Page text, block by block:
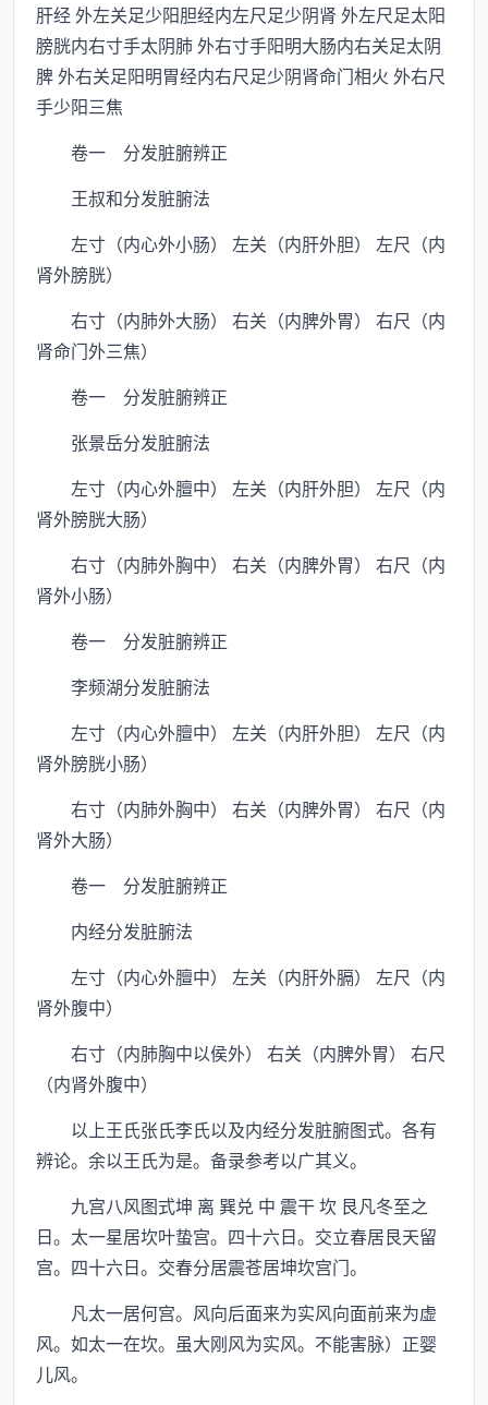
肝经 外左关足少阳胆经内左尺足少阴肾 外左尺足太阳
膀胱内右寸手太阴肺 外右寸手阳明大肠内右关足太阴
脾 外右关足阳明胃经内右尺足少阴肾命门相火 外右尺
手少阳三焦
卷一 分发脏腑辨正
王叔和分发脏腑法
左寸（内心外小肠） 左关（内肝外胆） 左尺（内
肾外膀胱）
右寸（内肺外大肠） 右关（内脾外胃） 右尺（内
肾命门外三焦）
卷一 分发脏腑辨正
张景岳分发脏腑法
左寸（内心外膻中） 左关（内肝外胆） 左尺（内
肾外膀胱大肠）
右寸（内肺外胸中） 右关（内脾外胃） 右尺（内
肾外小肠）
卷一 分发脏腑辨正
李频湖分发脏腑法
左寸（内心外膻中） 左关（内肝外胆） 左尺（内
肾外膀胱小肠）
右寸（内肺外胸中） 右关（内脾外胃） 右尺（内
肾外大肠）
卷一 分发脏腑辨正
内经分发脏腑法
左寸（内心外膻中） 左关（内肝外膈） 左尺（内
肾外腹中）
右寸（内肺胸中以侯外） 右关（内脾外胃） 右尺
（内肾外腹中）
以上王氏张氏李氏以及内经分发脏腑图式。各有
辨论。余以王氏为是。备录参考以广其义。
九宫八风图式坤 离 巽兑 中 震干 坎 艮凡冬至之
日。太一星居坎叶蛰宫。四十六日。交立春居艮天留
宫。四十六日。交春分居震苍居坤坎宫门。
凡太一居何宫。风向后面来为实风向面前来为虚
风。如太一在坎。虽大刚风为实风。不能害脉）正婴
儿风。